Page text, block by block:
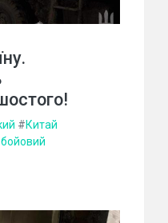
#Китай
бойовий